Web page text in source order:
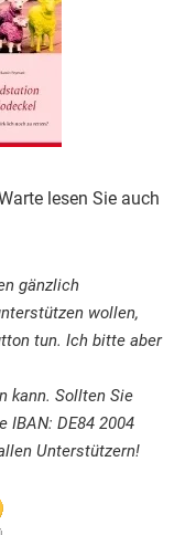
lesen Sie auch
gänzlich
wollen,
tun. Ich bitte aber
kann. Sollten Sie
IBAN: DE84 2004
Unterstützern!